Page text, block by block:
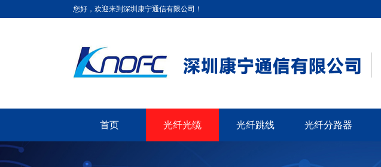
您好，欢迎来到深圳康宁通信有限公司！
首页 光纤光缆 光纤跳线 光纤分路器